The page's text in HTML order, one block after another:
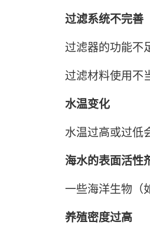
过滤系统不完善
过滤器的功能不
过滤材料使用不
水温变化
水温过高或过低
海水的表面活性
一些海洋生物（
养殖密度过高